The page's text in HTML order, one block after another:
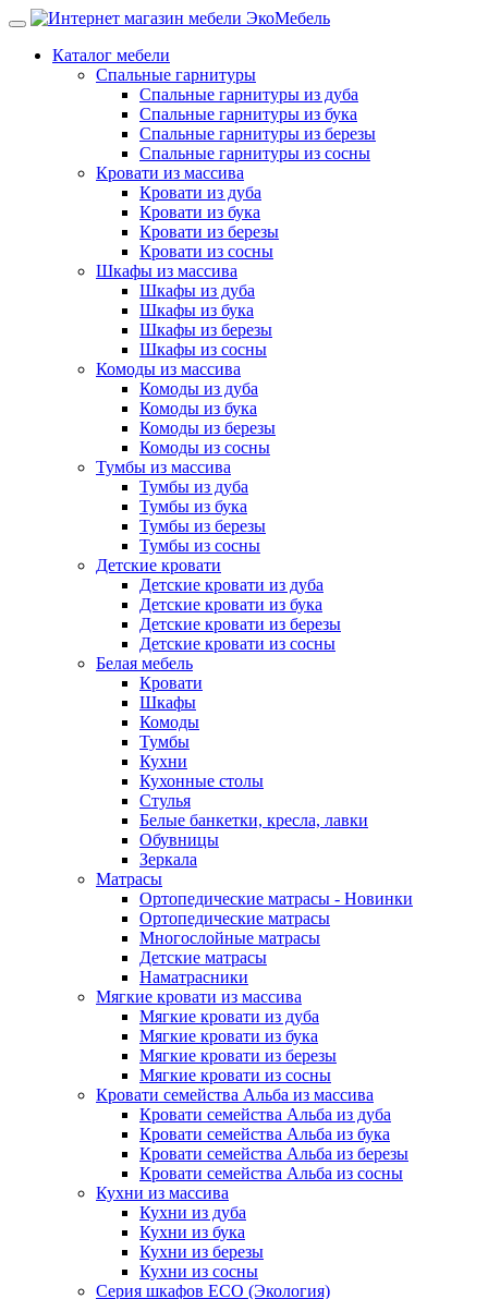
Каталог мебели
Спальные гарнитуры
Спальные гарнитуры из дуба
Спальные гарнитуры из бука
Спальные гарнитуры из березы
Спальные гарнитуры из сосны
Кровати из массива
Кровати из дуба
Кровати из бука
Кровати из березы
Кровати из сосны
Шкафы из массива
Шкафы из дуба
Шкафы из бука
Шкафы из березы
Шкафы из сосны
Комоды из массива
Комоды из дуба
Комоды из бука
Комоды из березы
Комоды из сосны
Тумбы из массива
Тумбы из дуба
Тумбы из бука
Тумбы из березы
Тумбы из сосны
Детские кровати
Детские кровати из дуба
Детские кровати из бука
Детские кровати из березы
Детские кровати из сосны
Белая мебель
Кровати
Шкафы
Комоды
Тумбы
Кухни
Кухонные столы
Стулья
Белые банкетки, кресла, лавки
Обувницы
Зеркала
Матрасы
Ортопедические матрасы - Новинки
Ортопедические матрасы
Многослойные матрасы
Детские матрасы
Наматрасники
Мягкие кровати из массива
Мягкие кровати из дуба
Мягкие кровати из бука
Мягкие кровати из березы
Мягкие кровати из сосны
Кровати семейства Альба из массива
Кровати семейства Альба из дуба
Кровати семейства Альба из бука
Кровати семейства Альба из березы
Кровати семейства Альба из сосны
Кухни из массива
Кухни из дуба
Кухни из бука
Кухни из березы
Кухни из сосны
Серия шкафов ECO (Экология)